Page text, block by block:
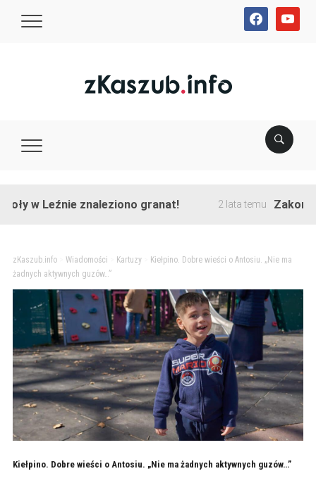
facebookyoutube
znaleziono granat! 2 lata temu Zakończono
zKaszub.info> Wiadomości Kartuzy>
Kiełpino. Dobre wieści o Antosiu. „Nie ma
żadnych aktywnych guzów…”
Kiełpino. Dobre wieści o Antosiu. „Nie ma żadnych aktywnych guzów…”